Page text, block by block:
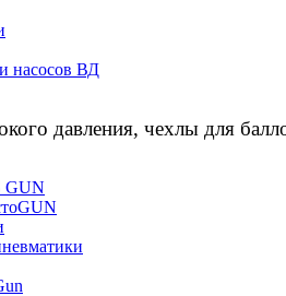
насосов ВД
давления, чехлы для
GUN